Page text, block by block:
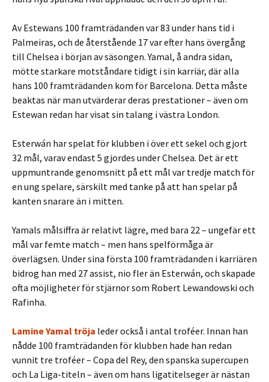
Av Estewans 100 framträdanden var 83 under hans tid i
Palmeiras, och de återstående 17 var efter hans övergång
till Chelsea i början av säsongen. Yamal, å andra sidan,
mötte starkare motståndare tidigt i sin karriär, där alla
hans 100 framträdanden kom för Barcelona. Detta måste
beaktas när man utvärderar deras prestationer – även om
Estewan redan har visat sin talang i västra London.
Esterwán har spelat för klubben i över ett sekel och gjort
32 mål, varav endast 5 gjordes under Chelsea. Det är ett
uppmuntrande genomsnitt på ett mål var tredje match för
en ung spelare, särskilt med tanke på att han spelar på
kanten snarare än i mitten.
Yamals målsiffra är relativt lägre, med bara 22 – ungefär ett
mål var femte match – men hans spelförmåga är
överlägsen. Under sina första 100 framträdanden i karriären
bidrog han med 27 assist, nio fler än Esterwán, och skapade
ofta möjligheter för stjärnor som Robert Lewandowski och
Rafinha.
Lamine Yamal tröja leder också i antal troféer. Innan han
nådde 100 framträdanden för klubben hade han redan
vunnit tre troféer – Copa del Rey, den spanska supercupen
och La Liga-titeln – även om hans ligatitelseger är nästan